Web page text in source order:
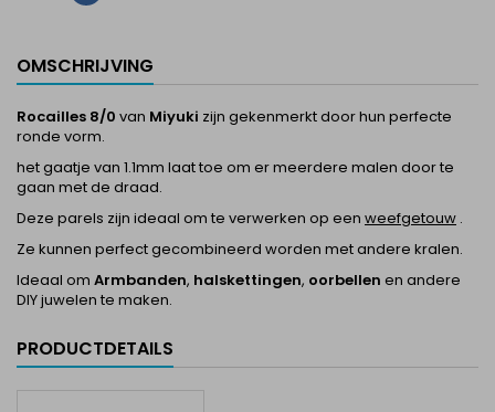
OMSCHRIJVING
Rocailles 8/0 van Miyuki zijn gekenmerkt door hun perfecte
ronde vorm.
het gaatje van 1.1mm laat toe om er meerdere malen door te
gaan met de draad.
Deze parels zijn ideaal om te verwerken op een weefgetouw .
Ze kunnen perfect gecombineerd worden met andere kralen.
Ideaal om Armbanden, halskettingen, oorbellen en andere
DIY juwelen te maken.
PRODUCTDETAILS